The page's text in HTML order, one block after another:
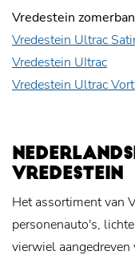
Vredestein
Vredestein Ultrac
Vredestein UItrac
Vredestein Ultrac
VREDESTEIN
Het assortiment van
personenauto's,
vierwiel